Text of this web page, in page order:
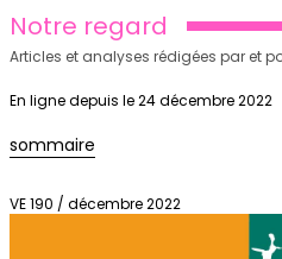
Notre regard
Articles et analyses rédigées par et
En ligne depuis le 24 décembre 2022
sommaire
VE 190 / décembre 2022